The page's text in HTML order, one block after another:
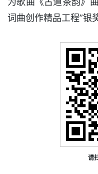
词曲创作精品工程”银
请